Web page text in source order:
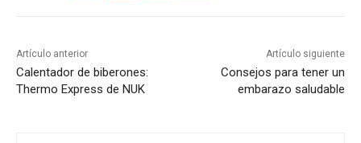
Artículo anterior
Calentador de biberones:
Thermo Express de NUK
Artículo siguiente
Consejos para tener un
embarazo saludable